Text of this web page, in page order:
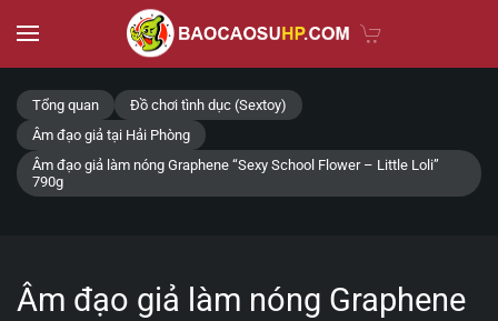
Skip to main content
Tổng quan
Đồ chơi tình dục (Sextoy)
Âm đạo giả tại Hải Phòng
Âm đạo giả làm nóng Graphene “Sexy School Flower – Little Loli”
790g
Âm đạo giả làm nóng Graphene